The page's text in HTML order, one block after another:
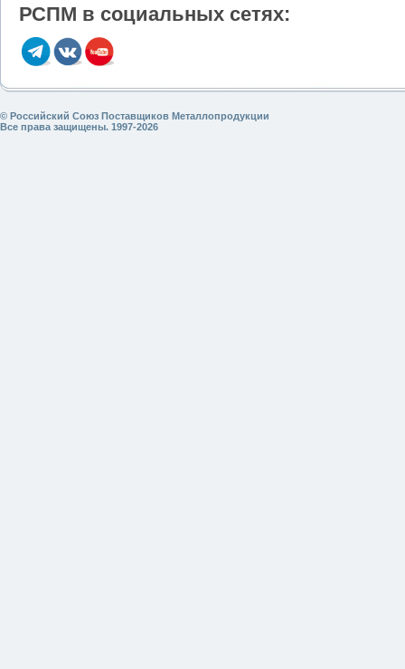
РСПМ в социальных сетях:
© Российский Союз Поставщиков Металлопродукции
Все права защищены. 1997-2026